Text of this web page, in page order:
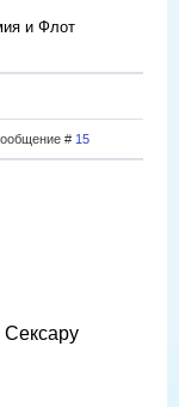
и Флот
# 15
Сексару